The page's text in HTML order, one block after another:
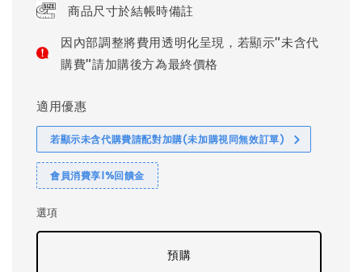
商品尺寸於結帳時備註
因內部調整將費用透明化呈現，若顯示"未含代
購費"請加購後方為最終價格
適用優惠
若顯示未含代購費請配對加購(未加購視同無效訂單)
會員消費享1%回饋金
選項
預購